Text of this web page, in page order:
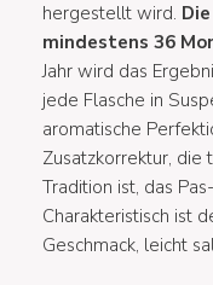
hergestellt wird.
mindestens 36
Jahr wird das
jede Flasche in
aromatische
Zusatzkorrektur, die
Tradition ist, das
Charakteristisch ist
Geschmack, leicht